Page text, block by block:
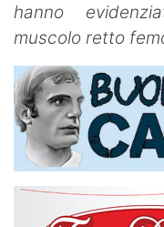
hanno
muscolo retto